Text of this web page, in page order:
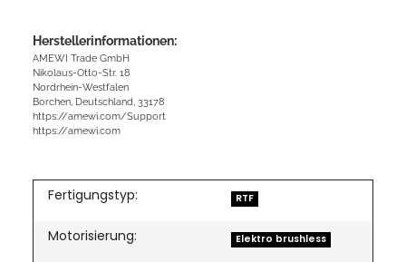
Herstellerinformationen:
AMEWI Trade GmbH
Nikolaus-Otto-Str. 18
Nordrhein-Westfalen
Borchen, Deutschland, 33178
https://amewi.com/Support
https://amewi.com
Fertigungstyp: RTF
Motorisierung: Elektro brushless